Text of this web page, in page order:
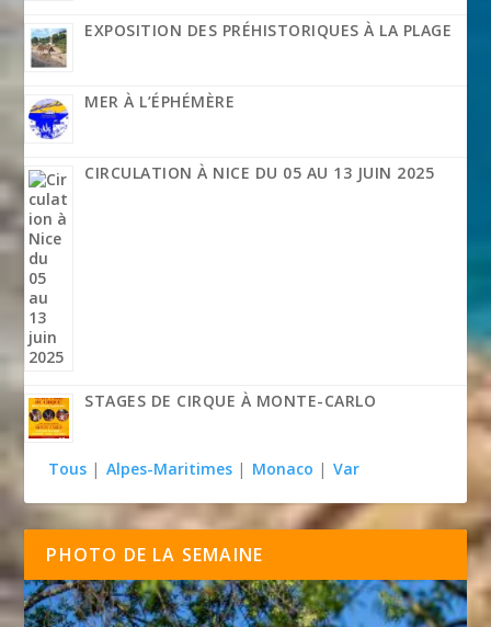
EXPOSITION DES PRÉHISTORIQUES À LA PLAGE
MER À L’ÉPHÉMÈRE
CIRCULATION À NICE DU 05 AU 13 JUIN 2025
STAGES DE CIRQUE À MONTE-CARLO
Tous | Alpes-Maritimes | Monaco | Var
PHOTO DE LA SEMAINE